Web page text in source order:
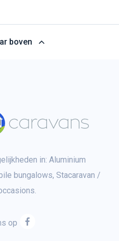
boven
in: Aluminium
bungalows, Stacaravan /
op